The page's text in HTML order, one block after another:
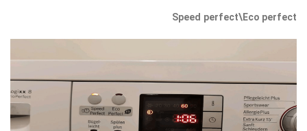
Speed perfect\Eco perfect